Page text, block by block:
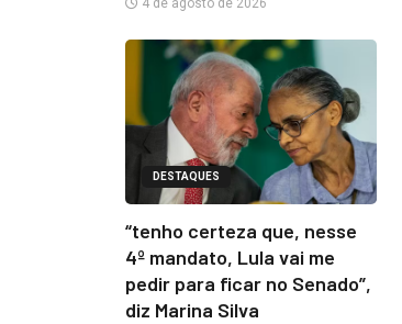
DESTAQUES
“tenho certeza que, nesse
4º mandato, Lula vai me
pedir para ficar no Senado”,
diz Marina Silva